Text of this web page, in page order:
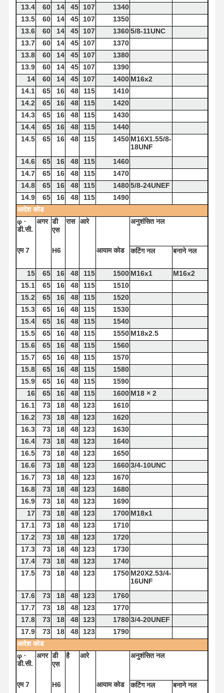
13.4 60 14 45 107
1340
13.5
60 14 45 107
1350
13.6
60 14 45 107 13605/8-11UNC
13.7
60 14 45 107
1370
13.8
60 14 45 107
1380
13.9
60 14 45 107
1390
14
60 14 45 107 1400 M16x2
14.1
65 16 48 115
1410
14.2
65 16 48 115
1420
14.3
65 16 48 115
1430
14.4
65 16 48 115
1440
14.5
65 16 48 115 1450 M16X1.55/8-
18UNF
14.6
65 16 48 115
1460
14.7
65 16 48 115
1470
14.8
65 16 48 115 14805/8-24UNEF
14.9
65 16 48 115
1490
आदेश कोड
φ ·
डी.सी.
अगर डी
एस
रास आरे अनुशंसित नल
एम 7 H6 आयाम कोड कटिंग नल बनाने नल
15 65 16 48 115 1500 M16x1
M16x2
15.1
65 16 48 115
1510
15.2
65 16 48 115
1520
15.3
65 16 48 115
1530
15.4
65 16 48 115
1540
15.5
65 16 48 115 1550 M18x2.5
15.6
65 16 48 115
1560
15.7
65 16 48 115
1570
15.8
65 16 48 115
1580
15.9
65 16 48 115
1590
16
65 16 48 115 1600 M18 × 2
16.1
73 18 48 123
1610
16.2
73 18 48 123
1620
16.3
73 18 48 123
1630
16.4
73 18 48 123
1640
16.5
73 18 48 123
1650
16.6
73 18 48 123 16603/4-10UNC
16.7
73 18 48 123
1670
16.8
73 18 48 123
1680
16.9
73 18 48 123
1690
17
73 18 48 123 1700 M18x1
17.1
73 18 48 123
1710
17.2
73 18 48 123
1720
17.3
73 18 48 123
1730
17.4
73 18 48 123
1740
17.5
73 18 48 123 1750 M20X2.53/4-
16UNF
17.6
73 18 48 123
1760
17.7
73 18 48 123
1770
17.8
73 18 48 123 17803/4-20UNEF
17.9
73 18 48 123
1790
आदेश कोड
φ ·
डी.सी.
अगर डी
एस
है आरे अनुशंसित नल
एम 7 H6 आयाम कोड कटिंग नल बनाने नल